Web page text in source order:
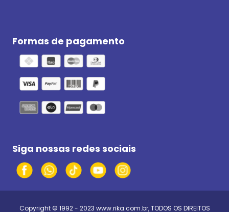
Formas de pagamento
Siga nossas redes sociais
Copyright © 1992 - 2023 www.rika.com.br, TODOS OS DIREITOS